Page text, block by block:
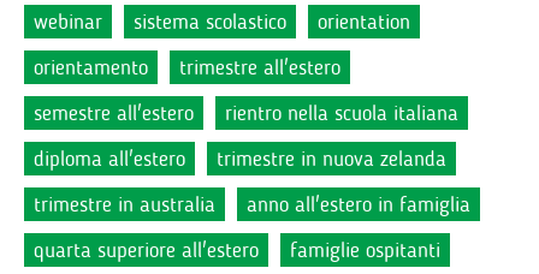
webinar
sistema scolastico
orientation
orientamento
trimestre all'estero
semestre all'estero
rientro nella scuola italiana
diploma all'estero
trimestre in nuova zelanda
trimestre in australia
anno all'estero in famiglia
quarta superiore all'estero
famiglie ospitanti